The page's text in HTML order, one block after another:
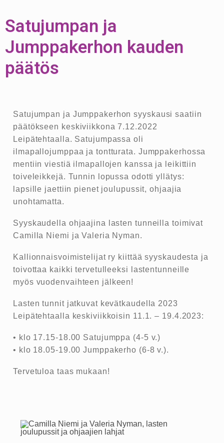
Satujumpan ja
Jumppakerhon kauden
päätös
Satujumpan ja Jumppakerhon syyskausi saatiin
päätökseen keskiviikkona 7.12.2022
Leipätehtaalla. Satujumpassa oli
ilmapallojumppaa ja tontturata. Jumppakerhossa
mentiin viestiä ilmapallojen kanssa ja leikittiin
toiveleikkejä. Tunnin lopussa odotti yllätys:
lapsille jaettiin pienet joulupussit, ohjaajia
unohtamatta.
Syyskaudella ohjaajina lasten tunneilla toimivat
Camilla Niemi ja Valeria Nyman.
Kallionnaisvoimistelijat ry kiittää syyskaudesta ja
toivottaa kaikki tervetulleeksi lastentunneille
myös vuodenvaihteen jälkeen!
Lasten tunnit jatkuvat kevätkaudella 2023
Leipätehtaalla keskiviikkoisin 11.1. – 19.4.2023:
• klo 17.15-18.00 Satujumppa (4-5 v.)
• klo 18.05-19.00 Jumppakerho (6-8 v.).
Tervetuloa taas mukaan!